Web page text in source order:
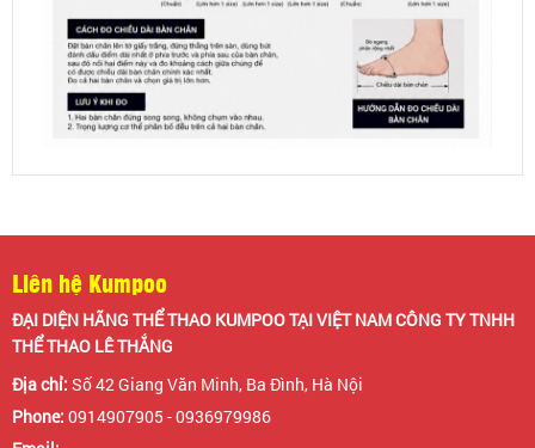
Liên hệ Kumpoo
ĐẠI DIỆN HÃNG THỂ THAO KUMPOO TẠI VIỆT NAM CÔNG TY TNHH
THỂ THAO LÊ THẮNG
Địa chỉ: Số 42 Giang Văn Minh, Ba Đình, Hà Nội
Phone: 0914907905 - 0936979986